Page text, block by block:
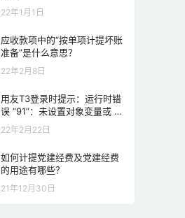
22年1月1日
应收款项中的“按单项计提坏账
准备”是什么意思？
22年2月8日
用友T3登录时提示：运行时错
误 “91”：未设置对象变量或 W
ith block 块变量 解决方案
22年2月22日
如何计提党建经费及党建经费
的用途有哪些？
21年12月30日